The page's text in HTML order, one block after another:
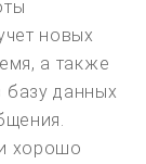
новых
а также
данных
хорошо